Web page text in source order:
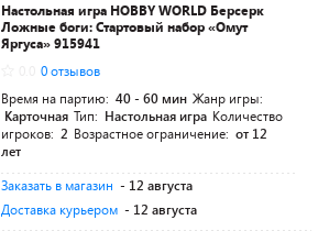
Настольная игра HOBBY WORLD Берсерк
Ложные боги: Стартовый набор «Омут
Яргуса» 915941
0 отзывов
Время на партию: 40 - 60 мин Жанр игры:
Карточная Тип: Настольная игра Количество
игроков: 2 Возрастное ограничение: от 12
лет
Заказать в магазин - 12 августа
Доставка курьером - 12 августа